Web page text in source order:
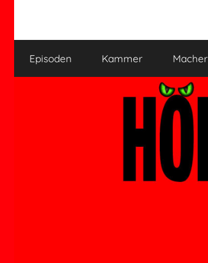
springen
verjährt
nicht!
Episoden Kammer Macher